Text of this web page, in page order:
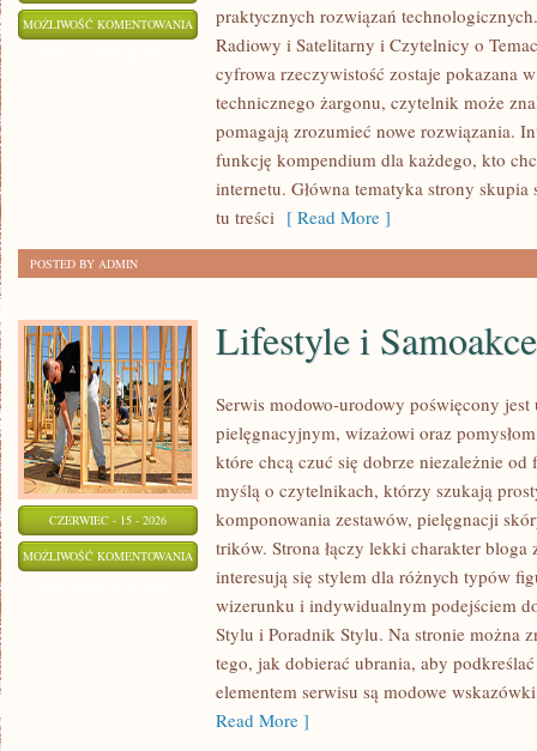
MOŻLIWOŚĆ KOMENTOWANIA BEZPIECZEŃSTWO
SIECI
praktycznych rozwiązań
Radiowy i Satelitarny i Czytelnicy o
cyfrowa rzeczywistość zostaje pokazana
technicznego żargonu, czytelnik może
pomagają zrozumieć nowe rozwiązania.
funkcję kompendium dla każdego, kto
internetu. Główna tematyka strony skupia
tu treści [ Read More ]
POSTED BY ADMIN
CZERWIEC - 15 - 2026
MOŻLIWOŚĆ KOMENTOWANIA LIFESTYLE
SAMOAKCEPTACJA
Lifestyle i
Serwis modowo-urodowy poświęcony
pielęgnacyjnym, wizażowi oraz
które chcą czuć się dobrze niezależnie od
myślą o czytelnikach, którzy szukają
komponowania zestawów, pielęgnacji
trików. Strona łączy lekki charakter
interesują się stylem dla różnych typów
wizerunku i indywidualnym podejściem
Stylu i Poradnik Stylu. Na stronie można
tego, jak dobierać ubrania, aby
elementem serwisu są modowe
Read More ]